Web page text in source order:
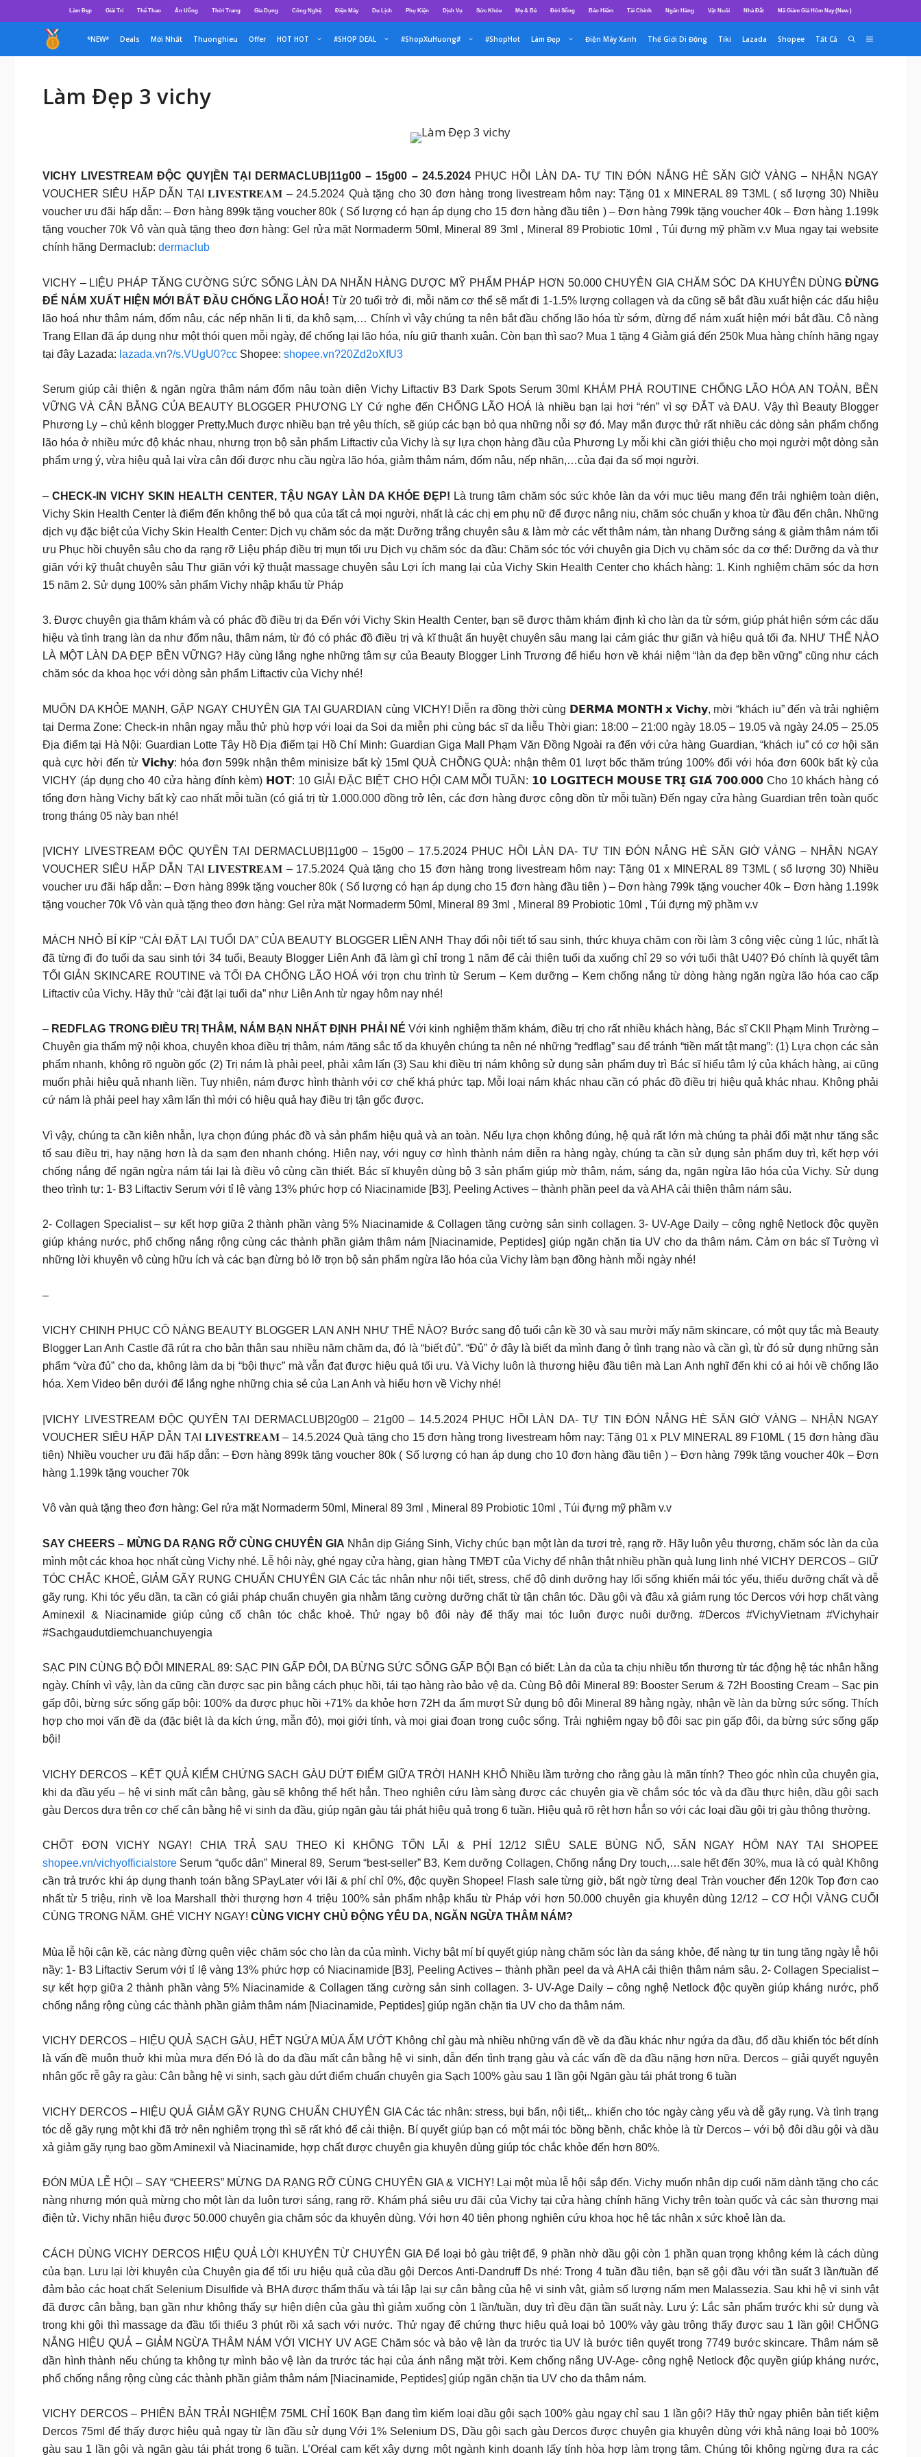
đến
dung
Làm Đẹp Giải Trí Thể Thao Ăn Uống Thời Trang Gia Dụng Công Nghệ Điện Máy Du Lịch Phụ Kiện Dịch Vụ Sức Khỏe Mẹ & Bé Đời Sống Bảo Hiểm Tài Chính Ngân Hàng Vật Nuôi Nhà Đất Mã Giảm Giá Hôm Nay (New )
*NEW* Deals Mới Nhất Thuonghieu Offer HOT HOT #SHOP DEAL #ShopXuHuong# #ShopHot Làm Đẹp Điện Máy Xanh Thế Giới Di Động Tiki Lazada Shopee Tất Cả
Làm Đẹp 3 vichy
VICHY LIVESTREAM ĐỘC QUY|ỀN TẠI DERMACLUB|11g00 – 15g00 – 24.5.2024PHỤC HỒI LÀN DA- TỰ TIN ĐÓN NẮNG HÈ SĂN GIỜ VÀNG – NHẬN NGAY
VOUCHER SIÊU HẤP DẪN TẠI 𝐋𝐈𝐕𝐄𝐒𝐓𝐑𝐄𝐀𝐌 – 24.5.2024 Quà tặng cho 30 đơn hàng trong livestream hôm nay: Tặng 01 x MINERAL 89 T3ML ( số lượng 30) Nhiều
voucher ưu đãi hấp dẫn: – Đơn hàng 899k tặng voucher 80k ( Số lượng có hạn áp dụng cho 15 đơn hàng đầu tiên ) – Đơn hàng 799k tặng voucher 40k – Đơn hàng 1.199k
tặng voucher 70k Vô vàn quà tặng theo đơn hàng: Gel rửa mặt Normaderm 50ml, Mineral 89 3ml , Mineral 89 Probiotic 10ml , Túi đựng mỹ phầm v.v Mua ngay tại website
chính hãng Dermaclub: dermaclub
VICHY – LIỆU PHÁP TĂNG CƯỜNG SỨC SỐNG LÀN DA NHÃN HÀNG DƯỢC MỸ PHẨM PHÁP HƠN 50.000 CHUYÊN GIA CHĂM SÓC DA KHUYÊN DÙNG ĐỪNG
ĐỂ NÁM XUẤT HIỆN MỚI BẮT ĐẦU CHỐNG LÃO HOÁ! Từ 20 tuổi trở đi, mỗi năm cơ thể sẽ mất đi 1-1.5% lượng collagen và da cũng sẽ bắt đầu xuất hiện các dấu hiệu
lão hoá như thâm nám, đốm nâu, các nếp nhăn li ti, da khô sạm,… Chính vì vậy chúng ta nên bắt đầu chống lão hóa từ sớm, đừng để nám xuất hiện mới bắt đầu. Cô nàng
Trang Ellan đã áp dụng như một thói quen mỗi ngày, để chống lại lão hóa, níu giữ thanh xuân. Còn bạn thì sao? Mua 1 tặng 4 Giảm giá đến 250k Mua hàng chính hãng ngay
tại đây Lazada: lazada.vn?/s.VUgU0?cc Shopee: shopee.vn?20Zd2oXfU3
Serum giúp cải thiện & ngăn ngừa thâm nám đốm nâu toàn diện Vichy Liftactiv B3 Dark Spots Serum 30ml KHÁM PHÁ ROUTINE CHỐNG LÃO HÓA AN TOÀN, BỀN
VỮNG VÀ CÂN BẰNG CỦA BEAUTY BLOGGER PHƯƠNG LY Cứ nghe đến CHỐNG LÃO HOÁ là nhiều bạn lại hơi “rén” vì sợ ĐẮT và ĐAU. Vậy thì Beauty Blogger
Phương Ly – chủ kênh blogger Pretty.Much được nhiều bạn trẻ yêu thích, sẽ giúp các bạn bỏ qua những nỗi sợ đó. May mắn được thử rất nhiều các dòng sản phẩm chống
lão hóa ở nhiều mức độ khác nhau, nhưng trọn bộ sản phẩm Liftactiv của Vichy là sự lựa chọn hàng đầu của Phương Ly mỗi khi cần giới thiệu cho mọi người một dòng sản
phẩm ưng ý, vừa hiệu quả lại vừa cân đối được nhu cầu ngừa lão hóa, giảm thâm nám, đốm nâu, nếp nhăn,…của đại đa số mọi người.
–CHECK-IN VICHY SKIN HEALTH CENTER, TẬU NGAY LÀN DA KHỎE ĐẸP! Là trung tâm chăm sóc sức khỏe làn da với mục tiêu mang đến trải nghiệm toàn diện,
Vichy Skin Health Center là điểm đến không thể bỏ qua của tất cả mọi người, nhất là các chị em phụ nữ để được nâng niu, chăm sóc chuẩn y khoa từ đầu đến chân. Những
dịch vụ đặc biệt của Vichy Skin Health Center: Dịch vụ chăm sóc da mặt: Dưỡng trắng chuyên sâu & làm mờ các vết thâm nám, tàn nhang Dưỡng sáng & giảm thâm nám tối
ưu Phục hồi chuyên sâu cho da rạng rỡ Liệu pháp điều trị mụn tối ưu Dịch vụ chăm sóc da đầu: Chăm sóc tóc với chuyên gia Dịch vụ chăm sóc da cơ thể: Dưỡng da và thư
giãn với kỹ thuật chuyên sâu Thư giãn với kỹ thuật massage chuyên sâu Lợi ích mang lại của Vichy Skin Health Center cho khách hàng: 1. Kinh nghiệm chăm sóc da hơn
15 năm 2. Sử dụng 100% sản phẩm Vichy nhập khẩu từ Pháp
3. Được chuyên gia thăm khám và có phác đồ điều trị da Đến với Vichy Skin Health Center, bạn sẽ được thăm khám định kì cho làn da từ sớm, giúp phát hiện sớm các dấu
hiệu và tình trạng làn da như đốm nâu, thâm nám, từ đó có phác đồ điều trị và kĩ thuật ấn huyệt chuyên sâu mang lại cảm giác thư giãn và hiệu quả tối đa. NHƯ THẾ NÀO
LÀ MỘT LÀN DA ĐẸP BỀN VỮNG? Hãy cùng lắng nghe những tâm sự của Beauty Blogger Linh Trương để hiểu hơn về khái niệm “làn da đẹp bền vững” cũng như cách
chăm sóc da khoa học với dòng sản phẩm Liftactiv của Vichy nhé!
MUỐN DA KHỎE MẠNH, GẶP NGAY CHUYÊN GIA TẠI GUARDIAN cùng VICHY! Diễn ra đồng thời cùng 𝗗𝗘𝗥𝗠𝗔 𝗠𝗢𝗡𝗧𝗛 𝘅 𝗩𝗶𝗰𝗵𝘆, mời “khách iu” đến và trải nghiệm
tại Derma Zone: Check-in nhận ngay mẫu thử phù hợp với loại da Soi da miễn phi cùng bác sĩ da liễu Thời gian: 18:00 – 21:00 ngày 18.05 – 19.05 và ngày 24.05 – 25.05
Địa điểm tại Hà Nội: Guardian Lotte Tây Hồ Địa điểm tại Hồ Chí Minh: Guardian Giga Mall Phạm Văn Đồng Ngoài ra đến với cửa hàng Guardian, “khách iu” có cơ hội săn
quà cực hời đến từ 𝗩𝗶𝗰𝗵𝘆: hóa đơn 599k nhận thêm minisize bất kỳ 15ml QUÀ CHỒNG QUÀ: nhận thêm 01 lượt bốc thăm trúng 100% đối với hóa đơn 600k bất kỳ của
VICHY (áp dụng cho 40 cửa hàng đính kèm) 𝗛𝗢𝗧: 10 GIẢI ĐẶC BIỆT CHO HỘI CAM MỖI TUẦN: 𝟭𝟬 𝗟𝗢𝗚𝗜𝗧𝗘𝗖𝗛 𝗠𝗢𝗨𝗦𝗘 𝗧𝗥𝗜̣ 𝗚𝗜𝗔́ 𝟳𝟬𝟬.𝟬𝟬𝟬 Cho 10 khách hàng có
tổng đơn hàng Vichy bất kỳ cao nhất mỗi tuần (có giá trị từ 1.000.000 đồng trở lên, các đơn hàng được cộng dồn từ mỗi tuần) Đến ngay cửa hàng Guardian trên toàn quốc
trong tháng 05 này bạn nhé!
|VICHY LIVESTREAM ĐỘC QUYỀN TẠI DERMACLUB|11g00 – 15g00 – 17.5.2024 PHỤC HỒI LÀN DA- TỰ TIN ĐÓN NẮNG HÈ SĂN GIỜ VÀNG – NHẬN NGAY
VOUCHER SIÊU HẤP DẪN TẠI 𝐋𝐈𝐕𝐄𝐒𝐓𝐑𝐄𝐀𝐌 – 17.5.2024 Quà tặng cho 15 đơn hàng trong livestream hôm nay: Tặng 01 x MINERAL 89 T3ML ( số lượng 30) Nhiều
voucher ưu đãi hấp dẫn: – Đơn hàng 899k tặng voucher 80k ( Số lượng có hạn áp dụng cho 15 đơn hàng đầu tiên ) – Đơn hàng 799k tặng voucher 40k – Đơn hàng 1.199k
tặng voucher 70k Vô vàn quà tặng theo đơn hàng: Gel rửa mặt Normaderm 50ml, Mineral 89 3ml , Mineral 89 Probiotic 10ml , Túi đựng mỹ phầm v.v
MÁCH NHỎ BÍ KÍP “CÀI ĐẶT LẠI TUỔI DA” CỦA BEAUTY BLOGGER LIÊN ANH Thay đổi nội tiết tố sau sinh, thức khuya chăm con rồi làm 3 công việc cùng 1 lúc, nhất là
đã từng đi đo tuổi da sau sinh tới 34 tuổi, Beauty Blogger Liên Anh đã làm gì chỉ trong 1 năm để cải thiện tuổi da xuống chỉ 29 so với tuổi thật U40? Đó chính là quyết tâm
TỐI GIẢN SKINCARE ROUTINE và TỐI ĐA CHỐNG LÃO HOÁ với trọn chu trình từ Serum – Kem dưỡng – Kem chống nắng từ dòng hàng ngăn ngừa lão hóa cao cấp
Liftactiv của Vichy. Hãy thử “cài đặt lại tuổi da” như Liên Anh từ ngay hôm nay nhé!
– REDFLAG TRONG ĐIỀU TRỊ THÂM, NÁM BẠN NHẤT ĐỊNH PHẢI NÉ Với kinh nghiệm thăm khám, điều trị cho rất nhiều khách hàng, Bác sĩ CKII Phạm Minh Trường –
Chuyên gia thẩm mỹ nội khoa, chuyên khoa điều trị thâm, nám /tăng sắc tố da khuyên chúng ta nên né những “redflag” sau để tránh “tiền mất tật mang”: (1) Lựa chọn các sản
phẩm nhanh, không rõ nguồn gốc (2) Trị nám là phải peel, phải xâm lấn (3) Sau khi điều trị nám không sử dụng sản phẩm duy trì Bác sĩ hiểu tâm lý của khách hàng, ai cũng
muốn phải hiệu quả nhanh liền. Tuy nhiên, nám được hình thành với cơ chế khá phức tạp. Mỗi loại nám khác nhau cần có phác đồ điều trị hiệu quả khác nhau. Không phải
cứ nám là phải peel hay xâm lấn thì mới có hiệu quả hay điều trị tận gốc được.
Vì vậy, chúng ta cần kiên nhẫn, lựa chọn đúng phác đồ và sản phẩm hiệu quả và an toàn. Nếu lựa chọn không đúng, hệ quả rất lớn mà chúng ta phải đối mặt như tăng sắc
tố sau điều trị, hay nặng hơn là da sạm đen nhanh chóng. Hiện nay, với nguy cơ hình thành nám diễn ra hàng ngày, chúng ta cần sử dụng sản phẩm duy trì, kết hợp với
chống nắng để ngăn ngừa nám tái lại là điều vô cùng cần thiết. Bác sĩ khuyên dùng bộ 3 sản phẩm giúp mờ thâm, nám, sáng da, ngăn ngừa lão hóa của Vichy. Sử dụng
theo trình tự: 1- B3 Liftactiv Serum với tỉ lệ vàng 13% phức hợp có Niacinamide [B3], Peeling Actives – thành phần peel da và AHA cải thiện thâm nám sâu.
2- Collagen Specialist – sự kết hợp giữa 2 thành phần vàng 5% Niacinamide & Collagen tăng cường sản sinh collagen. 3- UV-Age Daily – công nghệ Netlock độc quyền
giúp kháng nước, phổ chống nắng rộng cùng các thành phần giảm thâm nám [Niacinamide, Peptides] giúp ngăn chặn tia UV cho da thâm nám. Cảm ơn bác sĩ Tường vì
những lời khuyên vô cùng hữu ích và các bạn đừng bỏ lỡ trọn bộ sản phẩm ngừa lão hóa của Vichy làm bạn đồng hành mỗi ngày nhé!
–
VICHY CHINH PHỤC CÔ NÀNG BEAUTY BLOGGER LAN ANH NHƯ THẾ NÀO? Bước sang độ tuổi cận kề 30 và sau mười mấy năm skincare, có một quy tắc mà Beauty
Blogger Lan Anh Castle đã rút ra cho bản thân sau nhiều năm chăm da, đó là “biết đủ”. “Đủ” ở đây là biết da mình đang ở tình trạng nào và cần gì, từ đó sử dụng những sản
phẩm “vừa đủ” cho da, không làm da bị “bội thực” mà vẫn đạt được hiệu quả tối ưu. Và Vichy luôn là thương hiệu đầu tiên mà Lan Anh nghĩ đến khi có ai hỏi về chống lão
hóa. Xem Video bên dưới để lắng nghe những chia sẻ của Lan Anh và hiểu hơn về Vichy nhé!
|VICHY LIVESTREAM ĐỘC QUYỀN TẠI DERMACLUB|20g00 – 21g00 – 14.5.2024 PHỤC HỒI LÀN DA- TỰ TIN ĐÓN NẮNG HÈ SĂN GIỜ VÀNG – NHẬN NGAY
VOUCHER SIÊU HẤP DẪN TẠI 𝐋𝐈𝐕𝐄𝐒𝐓𝐑𝐄𝐀𝐌 – 14.5.2024 Quà tặng cho 15 đơn hàng trong livestream hôm nay: Tặng 01 x PLV MINERAL 89 F10ML ( 15 đơn hàng đầu
tiên) Nhiều voucher ưu đãi hấp dẫn: – Đơn hàng 899k tặng voucher 80k ( Số lượng có hạn áp dụng cho 10 đơn hàng đầu tiên ) – Đơn hàng 799k tặng voucher 40k – Đơn
hàng 1.199k tặng voucher 70k
Vô vàn quà tặng theo đơn hàng: Gel rửa mặt Normaderm 50ml, Mineral 89 3ml , Mineral 89 Probiotic 10ml , Túi đựng mỹ phầm v.v
SAY CHEERS – MỪNG DA RẠNG RỠ CÙNG CHUYÊN GIA Nhân dịp Giáng Sinh, Vichy chúc bạn một làn da tươi trẻ, rạng rỡ. Hãy luôn yêu thương, chăm sóc làn da của
mình một các khoa học nhất cùng Vichy nhé. Lễ hội này, ghé ngay cửa hàng, gian hàng TMĐT của Vichy để nhận thật nhiều phần quà lung linh nhé VICHY DERCOS – GIỮ
TÓC CHẮC KHOẺ, GIẢM GÃY RỤNG CHUẨN CHUYÊN GIA Các tác nhân như nội tiết, stress, chế độ dinh dưỡng hay lối sống khiến mái tóc yếu, thiếu dưỡng chất và dễ
gãy rụng. Khi tóc yếu dần, ta cần có giải pháp chuẩn chuyên gia nhằm tăng cường dưỡng chất từ tận chân tóc. Dầu gội và đâu xả giảm rụng tóc Dercos với hợp chất vàng
Aminexil & Niacinamide giúp củng cố chân tóc chắc khoẻ. Thử ngay bộ đôi này để thấy mai tóc luôn được nuôi dưỡng. #Dercos #VichyVietnam #Vichyhair
#Sachgaudutdiemchuanchuyengia
SẠC PIN CÙNG BỘ ĐÔI MINERAL 89: SẠC PIN GẤP ĐÔI, DA BỪNG SỨC SỐNG GẤP BỘI Bạn có biết: Làn da của ta chịu nhiều tổn thương từ tác động hệ tác nhân hằng
ngày. Chính vì vậy, làn da cũng cần được sạc pin bằng cách phục hồi, tái tạo hàng rào bảo vệ da. Cùng Bộ đôi Mineral 89: Booster Serum & 72H Boosting Cream – Sạc pin
gấp đôi, bừng sức sống gấp bội: 100% da được phục hồi +71% da khỏe hơn 72H da ẩm mượt Sử dụng bộ đôi Mineral 89 hằng ngày, nhận về làn da bừng sức sống. Thích
hợp cho mọi vấn đề da (đặc biệt là da kích ứng, mẫn đỏ), mọi giới tính, và mọi giai đoạn trong cuộc sống. Trải nghiệm ngay bộ đôi sạc pin gấp đôi, da bừng sức sống gấp
bội!
VICHY DERCOS – KẾT QUẢ KIỂM CHỨNG SACH GÀU DỨT ĐIỂM GIỮA TRỜI HANH KHÔ Nhiều lầm tưởng cho rằng gàu là mãn tính? Theo góc nhìn của chuyên gia,
khi da đầu yếu – hệ vi sinh mất cân bằng, gàu sẽ không thể hết hẳn. Theo nghiên cứu làm sàng được các chuyên gia về chắm sóc tóc và da đầu thực hiện, dầu gội sạch
gàu Dercos dựa trên cơ chế cân bằng hệ vi sinh da đầu, giúp ngăn gàu tái phát hiệu quả trong 6 tuần. Hiệu quả rõ rệt hơn hẳn so với các loại dầu gội trị gàu thông thường.
CHỐT ĐƠN VICHY NGAY! CHIA TRẢ SAU THEO KÌ KHÔNG TỐN LÃI & PHÍ 12/12 SIÊU SALE BÙNG NỔ, SĂN NGAY HÔM NAY TẠI SHOPEE
shopee.vn/vichyofficialstore Serum “quốc dân” Mineral 89, Serum “best-seller” B3, Kem dưỡng Collagen, Chống nắng Dry touch,…sale hết đến 30%, mua là có quà! Không
cần trả trước khi áp dụng thanh toán bằng SPayLater với lãi & phí chỉ 0%, độc quyền Shopee! Flash sale từng giờ, bất ngờ từng deal Tràn voucher đến 120k Top đơn cao
nhất từ 5 triệu, rinh về loa Marshall thời thượng hơn 4 triệu 100% sản phẩm nhập khẩu từ Pháp với hơn 50.000 chuyên gia khuyên dùng 12/12 – CƠ HỘI VÀNG CUỐI
CÙNG TRONG NĂM. GHÉ VICHY NGAY! CÙNG VICHY CHỦ ĐỘNG YÊU DA, NGĂN NGỪA THÂM NÁM?
Mùa lễ hội cận kề, các nàng đừng quên việc chăm sóc cho làn da của mình. Vichy bật mí bí quyết giúp nàng chăm sóc làn da sáng khỏe, để nàng tự tin tung tăng ngày lễ hội
nầy: 1- B3 Liftactiv Serum với tỉ lệ vàng 13% phức hợp có Niacinamide [B3], Peeling Actives – thành phần peel da và AHA cải thiện thâm nám sâu. 2- Collagen Specialist –
sự kết hợp giữa 2 thành phần vàng 5% Niacinamide & Collagen tăng cường sản sinh collagen. 3- UV-Age Daily – công nghệ Netlock độc quyền giúp kháng nước, phổ
chống nắng rộng cùng các thành phần giảm thâm nám [Niacinamide, Peptides] giúp ngăn chặn tia UV cho da thâm nám.
VICHY DERCOS – HIỆU QUẢ SẠCH GÀU, HẾT NGỨA MÙA ẨM ƯỚT Không chỉ gàu mà nhiều những vấn đề về da đầu khác như ngứa da đầu, đổ dầu khiến tóc bết dính
là vấn đề muôn thuở khi mùa mưa đến Đó là do da đầu mất cân bằng hệ vi sinh, dẫn đến tình trạng gàu và các vấn đề da đầu nặng hơn nữa. Dercos – giải quyết nguyên
nhân gốc rễ gây ra gàu: Cân bằng hệ vi sinh, sạch gàu dứt điểm chuẩn chuyên gia Sạch 100% gàu sau 1 lần gội Ngăn gàu tái phát trong 6 tuần
VICHY DERCOS – HIỆU QUẢ GIẢM GÃY RỤNG CHUẨN CHUYÊN GIA Các tác nhân: stress, bụi bẩn, nội tiết,.. khiến cho tóc ngày càng yếu và dễ gãy rụng. Và tình trạng
tóc dễ gãy rụng một khi đã trở nên nghiêm trọng thì sẽ rất khó để cải thiện. Bí quyết giúp bạn có một mái tóc bồng bềnh, chắc khỏe là từ Dercos – với bộ đôi dầu gội và dầu
xả giảm gãy rụng bao gồm Aminexil và Niacinamide, hợp chất được chuyên gia khuyên dùng giúp tóc chắc khỏe đến hơn 80%.
ĐÓN MÙA LỄ HỘI – SAY “CHEERS” MỪNG DA RẠNG RỠ CÙNG CHUYÊN GIA & VICHY! Lại một mùa lễ hội sắp đến. Vichy muốn nhân dịp cuối năm dành tặng cho các
nàng nhưng món quà mừng cho một làn da luôn tươi sáng, rạng rỡ. Khám phá siêu ưu đãi của Vichy tại cửa hàng chính hãng Vichy trên toàn quốc và các sàn thương mại
điện tử. Vichy nhãn hiệu được 50.000 chuyên gia chăm sóc da khuyên dùng. Với hơn 40 tiên phong nghiên cứu khoa học hệ tác nhân x sức khoẻ làn da.
CÁCH DÙNG VICHY DERCOS HIỆU QUẢ LỜI KHUYÊN TỪ CHUYÊN GIA Để loại bỏ gàu triệt để, 9 phần nhờ dầu gội còn 1 phần quan trọng không kém là cách dùng
của bạn. Lưu lại lời khuyên của Chuyên gia để tối ưu hiệu quả của dầu gội Dercos Anti-Dandruff Ds nhé: Trong 4 tuần đầu tiên, bạn sẽ gội đầu với tần suất 3 lần/tuần để
đảm bảo các hoạt chất Selenium Disulfide và BHA được thẩm thấu và tái lập lại sự cân bằng của hệ vi sinh vật, giảm số lượng nấm men Malassezia. Sau khi hệ vi sinh vật
đã được cân bằng, bạn gần như không thấy sự hiện diện của gàu thì giảm xuống còn 1 lần/tuần, duy trì đều đặn tần suất này. Lưu ý: Lắc sản phẩm trước khi sử dụng và
trong khi gội thì massage da đầu tối thiểu 3 phút rồi xả sạch với nước. Thử ngay để chứng thực hiệu quả loại bỏ 100% vảy gàu trông thấy được sau 1 lần gội! CHỐNG
NẮNG HIỆU QUẢ – GIẢM NGỪA THÂM NÁM VỚI VICHY UV AGE Chăm sóc và bảo vệ làn da trước tia UV là bước tiên quyết trong 7749 bước skincare. Thâm nám sẽ
dần hình thành nếu chúng ta không tự mình bảo vệ làn da trước tác hại của ánh nắng mặt trời. Kem chống nắng UV-Age- công nghệ Netlock độc quyền giúp kháng nước,
phổ chống nắng rộng cùng các thành phần giảm thâm nám [Niacinamide, Peptides] giúp ngăn chặn tia UV cho da thâm nám.
VICHY DERCOS – PHIÊN BẢN TRẢI NGHIỆM 75ML CHỈ 160K Bạn đang tìm kiếm loại dầu gội sạch 100% gàu ngay chỉ sau 1 lần gội? Hãy thử ngay phiên bản tiết kiệm
Dercos 75ml để thấy được hiệu quả ngay từ lần đầu sử dụng Với 1% Selenium DS, Dầu gội sạch gàu Dercos được chuyên gia khuyên dùng với khả năng loại bỏ 100%
gàu sau 1 lần gội và ngăn gàu tái phát trong 6 tuần. L’Oréal cam kết xây dựng một ngành kinh doanh lấy tính hòa hợp làm trọng tâm. Chúng tôi không ngừng đưa ra các